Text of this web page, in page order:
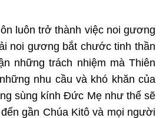
luôn trở thành việc noi gương
noi gương bắt chước tinh thần
những trách nhiệm mà Thiên
nhu cầu và khó khăn của
sùng kính Đức Mẹ như thế sẽ
gần Chúa Kitô và mọi người